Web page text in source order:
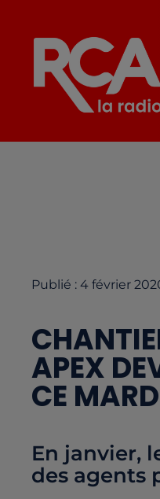
Publié : 4 février
APEX
CE
En janvier,
des agents